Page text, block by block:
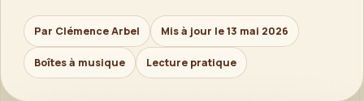
Par Clémence Arbel Mis à jour le 13 mai 2026
Boîtes à musique Lecture pratique